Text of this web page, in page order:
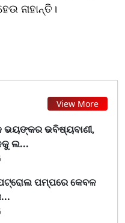
ନାହାନ୍ତି।
View More
ଭୟଙ୍କର ଭବିଷ୍ୟବାଣୀ,
ଲ...
ପମ୍ପରେ କେବଳ